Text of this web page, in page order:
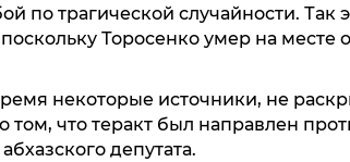
по трагической случайности. Так
поскольку Торосенко умер на месте
некоторые источники, не
том, что теракт был направлен
депутата.